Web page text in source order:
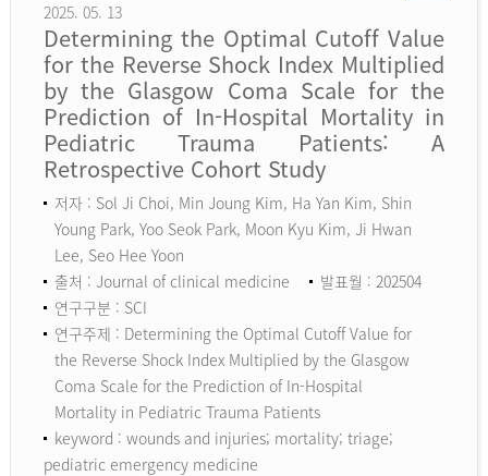
2025. 05. 13
Determining the Optimal Cutoff Value
for the Reverse Shock Index Multiplied
by the Glasgow Coma Scale for the
Prediction of In-Hospital Mortality in
Pediatric Trauma Patients: A
Retrospective Cohort Study
저자 : Sol Ji Choi, Min Joung Kim, Ha Yan Kim, Shin
Young Park, Yoo Seok Park, Moon Kyu Kim, Ji Hwan
Lee, Seo Hee Yoon
출처 : Journal of clinical medicine
발표월 : 202504
연구구분 : SCI
연구주제 : Determining the Optimal Cutoff Value for
the Reverse Shock Index Multiplied by the Glasgow
Coma Scale for the Prediction of In-Hospital
Mortality in Pediatric Trauma Patients
keyword : wounds and injuries; mortality; triage;
pediatric emergency medicine